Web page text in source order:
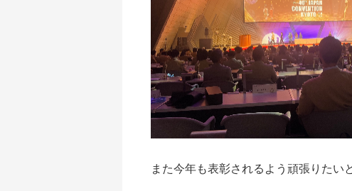
また今年も表彰されるよう頑張りたい